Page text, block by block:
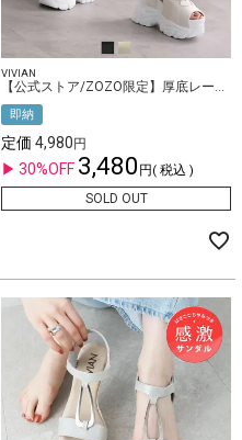
VIVIAN
【公式ストア/ZOZO限定】厚底レースアップダッドスポーツサンダル
即納
定価 4,980
30%OFF 3,480
税込
SOLD OUT